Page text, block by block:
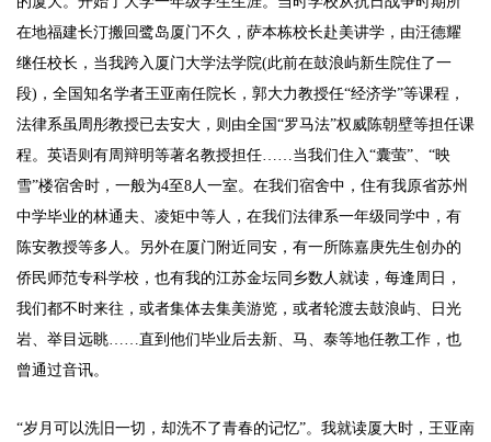
在地福建长汀搬回鹭岛厦门不久，萨本栋校长赴美讲学，由汪德耀
继任校长，当我跨入厦门大学法学院(此前在鼓浪屿新生院住了一
段)，全国知名学者王亚南任院长，郭大力教授任“经济学”等课程，
法律系虽周彤教授已去安大，则由全国“罗马法”权威陈朝壁等担任课
程。英语则有周辩明等著名教授担任……当我们住入“囊萤”、“映
雪”楼宿舍时，一般为4至8人一室。在我们宿舍中，住有我原省苏州
中学毕业的林通夫、凌矩中等人，在我们法律系一年级同学中，有
陈安教授等多人。另外在厦门附近同安，有一所陈嘉庚先生创办的
侨民师范专科学校，也有我的江苏金坛同乡数人就读，每逢周日，
我们都不时来往，或者集体去集美游览，或者轮渡去鼓浪屿、日光
岩、举目远眺……直到他们毕业后去新、马、泰等地任教工作，也
曾通过音讯。
“岁月可以洗旧一切，却洗不了青春的记忆”。我就读厦大时，王亚南